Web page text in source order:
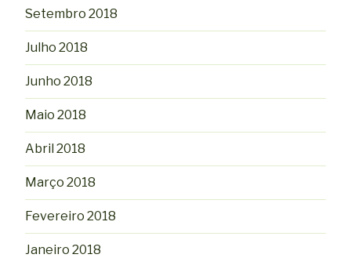
Setembro 2018
Julho 2018
Junho 2018
Maio 2018
Abril 2018
Março 2018
Fevereiro 2018
Janeiro 2018